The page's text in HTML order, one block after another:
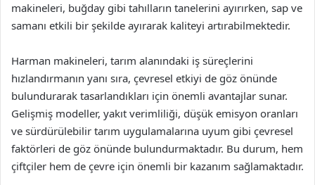
makineleri, buğday gibi tahılların tanelerini ayırırken, sap ve
samanı etkili bir şekilde ayırarak kaliteyi artırabilmektedir.
Harman makineleri, tarım alanındaki iş süreçlerini
hızlandırmanın yanı sıra, çevresel etkiyi de göz önünde
bulundurarak tasarlandıkları için önemli avantajlar sunar.
Gelişmiş modeller, yakıt verimliliği, düşük emisyon oranları
ve sürdürülebilir tarım uygulamalarına uyum gibi çevresel
faktörleri de göz önünde bulundurmaktadır. Bu durum, hem
çiftçiler hem de çevre için önemli bir kazanım sağlamaktadır.